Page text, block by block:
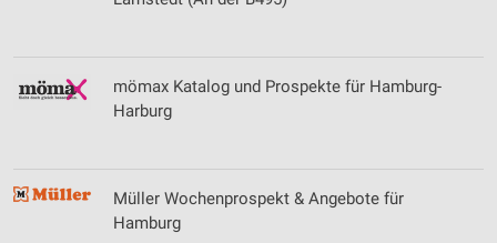
mömax Katalog und Prospekte für Hamburg-
Harburg
Müller Wochenprospekt & Angebote für
Hamburg